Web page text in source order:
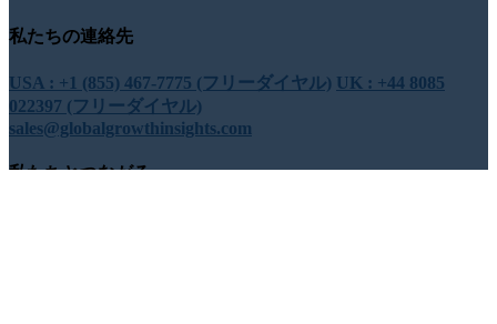
私たちの連絡先
USA : +1 (855) 467-7775 (フリーダイヤル) UK : +44 8085
022397 (フリーダイヤル)
sales@globalgrowthinsights.com
私たちとつながる